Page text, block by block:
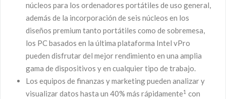
núcleos para los ordenadores portátiles de uso general,
además de la incorporación de seis núcleos en los
diseños premium tanto portátiles como de sobremesa,
los PC basados en la última plataforma Intel vPro
pueden disfrutar del mejor rendimiento en una amplia
gama de dispositivos y en cualquier tipo de trabajo.
Los equipos de finanzas y marketing pueden analizar y
visualizar datos hasta un 40% más rápidamente1 con